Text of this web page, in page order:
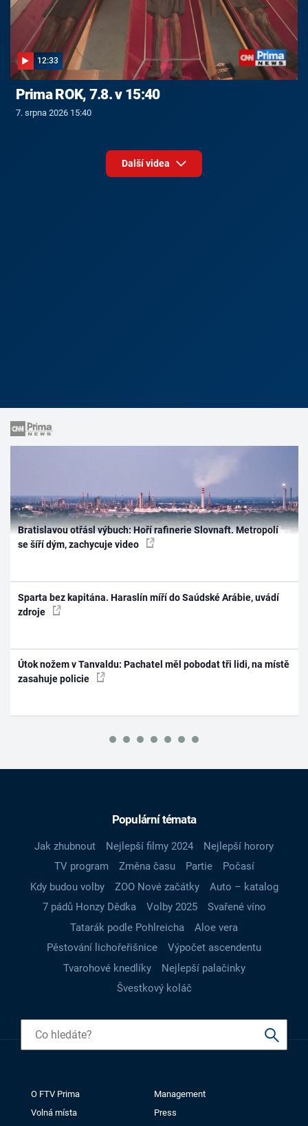
12:33
Prima ROK, 7.8. v 15:40
7. srpna 2026 15:40
Další videa
Bratislavou otřásl výbuch: Hoří rafinerie Slovnaft. Metropolí
se šíří dým, zachycuje video
Sparta bez kapitána. Haraslín míří do Saúdské Arábie, uvádí
zdroje
Útok nožem v Tanvaldu: Pachatel měl pobodat tři lidi, na místě
zasahuje policie
Populární témata
Jak zhubnout Nejlepší filmy 2024
Nejlepší horory
TV program
Změna času Partie
Počasí
Kdy budou volby
ZOO Nové začátky
Auto – katalog
7 pádů Honzy Dědka
Volby 2025
Svařené víno
Tatarák podle Pohlreicha
Aloe vera
Pěstování lichořeřišnice
Výpočet ascendentu
Tvarohové knedlíky
Nejlepší palačinky
Švestkový koláč
O FTV Prima
Management
Volná místa
Press